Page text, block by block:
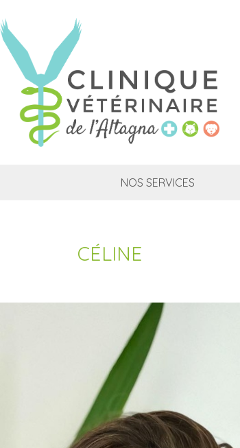
CLINIQUE
VÉTÉRINAIRE DE
L'ALTAGNA
AJACCIO
NOS SERVICES
CÉLINE